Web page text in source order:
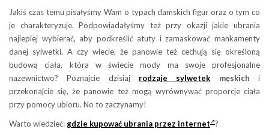
Jakiś czas temu pisałyśmy Wam o typach damskich figur oraz o tym co
je charakteryzuje. Podpowiadałyśmy też przy okazji jakie ubrania
najlepiej wybierać, aby podkreślić atuty i zamaskować mankamenty
danej sylwetki. A czy wiecie, że panowie też cechują się określoną
budową ciała, która w świecie mody ma swoje profesjonalne
nazewnictwo? Poznajcie dzisiaj rodzaje sylwetek męskich i
przekonajcie się, że panowie też mogą wyrównywać proporcje ciała
przy pomocy ubioru. No to zaczynamy!
Warto wiedzieć: gdzie kupować ubrania przez internet ?